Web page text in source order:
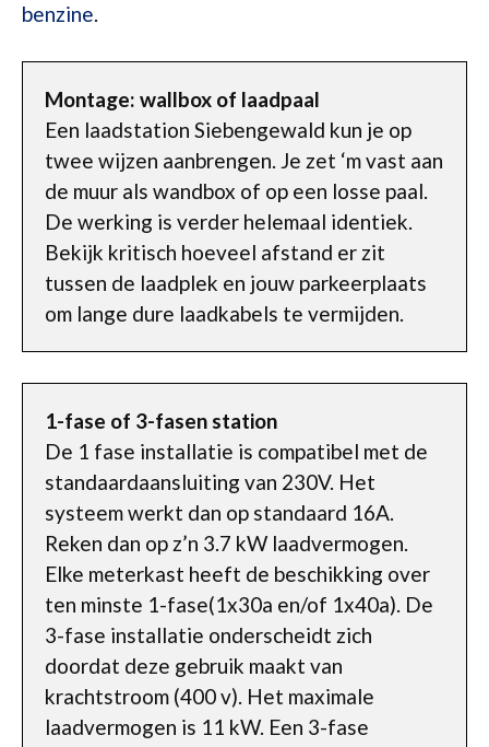
benzine.
Montage: wallbox of laadpaal
Een laadstation Siebengewald kun je op
twee wijzen aanbrengen. Je zet ‘m vast aan
de muur als wandbox of op een losse paal.
De werking is verder helemaal identiek.
Bekijk kritisch hoeveel afstand er zit
tussen de laadplek en jouw parkeerplaats
om lange dure laadkabels te vermijden.
1-fase of 3-fasen station
De 1 fase installatie is compatibel met de
standaardaansluiting van 230V. Het
systeem werkt dan op standaard 16A.
Reken dan op z’n 3.7 kW laadvermogen.
Elke meterkast heeft de beschikking over
ten minste 1-fase(1x30a en/of 1x40a). De
3-fase installatie onderscheidt zich
doordat deze gebruik maakt van
krachtstroom (400 v). Het maximale
laadvermogen is 11 kW. Een 3-fase